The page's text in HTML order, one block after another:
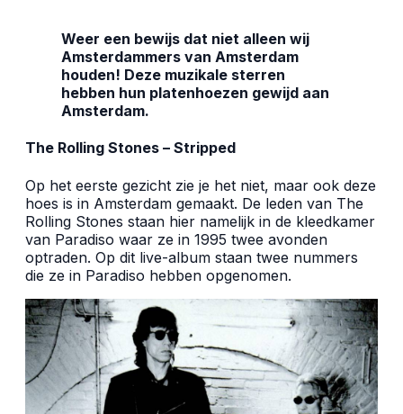
Weer een bewijsdat niet alleen wij
Amsterdammers van Amsterdam
houden! Deze muzikale sterren
hebben hun platenhoezen gewijd aan
Amsterdam.
The Rolling Stones – Stripped
Op het eerste gezicht zie je het niet, maar ook deze
hoes is in Amsterdam gemaakt. De leden van The
Rolling Stones staan hier namelijk in de kleedkamer
van Paradiso waar ze in 1995 twee avonden
optraden. Op dit live-album staan twee nummers
die ze in Paradiso hebben opgenomen.